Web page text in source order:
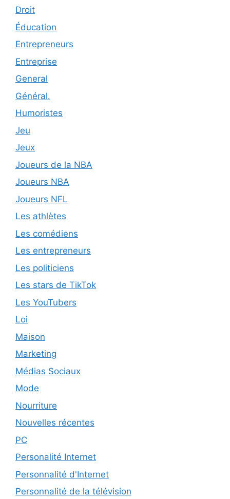
Droit
Éducation
Entrepreneurs
Entreprise
General
Général.
Humoristes
Jeu
Jeux
Joueurs de la NBA
Joueurs NBA
Joueurs NFL
Les athlètes
Les comédiens
Les entrepreneurs
Les politiciens
Les stars de TikTok
Les YouTubers
Loi
Maison
Marketing
Médias Sociaux
Mode
Nourriture
Nouvelles récentes
PC
Personalité Internet
Personnalité d'Internet
Personnalité de la télévision